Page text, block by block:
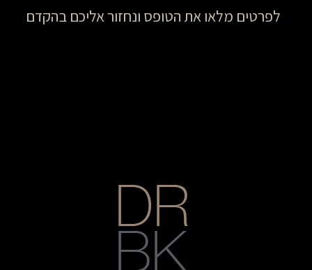
לפרטים מלאו את הטופס ונחזור אליכם בהקדם